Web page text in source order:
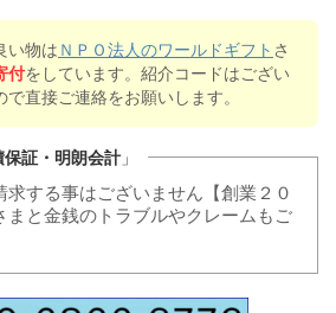
い物は ＮＰＯ法人のワールドギフト さ
付をしています。紹介コードはござい
で直接ご連絡をお願いします。
証・明朗会計」
求する事はございません【創業２０
まと金銭のトラブルやクレームもご